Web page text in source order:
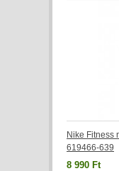
Nike Fitness
619466-639
8 990 Ft